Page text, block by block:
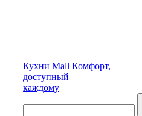
Кухни Mall Комфорт,
доступный
каждому